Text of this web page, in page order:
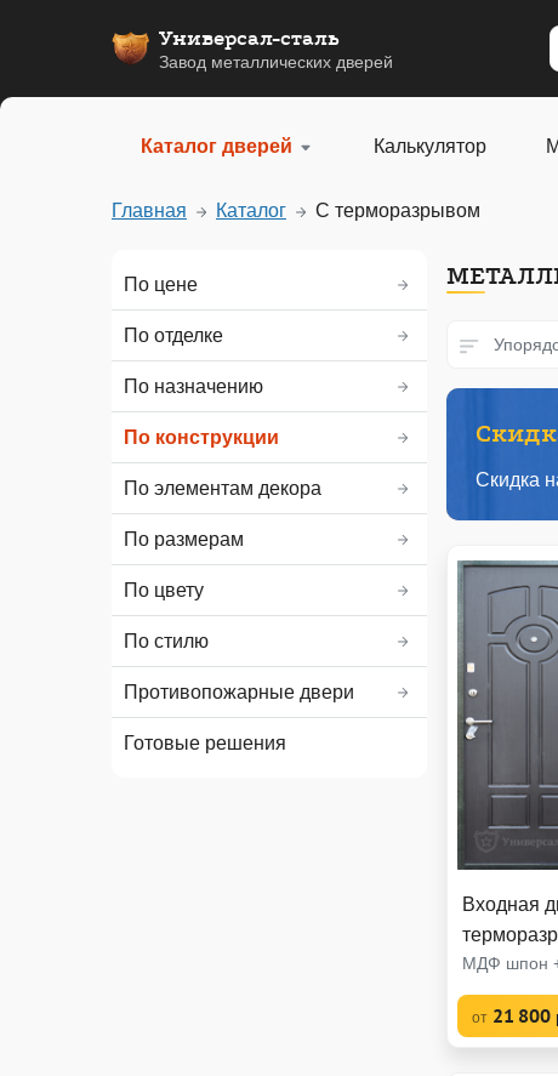
Универсал-сталь
Завод металлических дверей
Каталог дверей Калькулятор
Главная Каталог С терморазрывом
По цене
По отделке
По назначению
По конструкции
По элементам декора
По размерам
По цвету
По стилю
Противопожарные двери
Готовые решения
Скидка
Входная
МДФ шпон
от 21 800